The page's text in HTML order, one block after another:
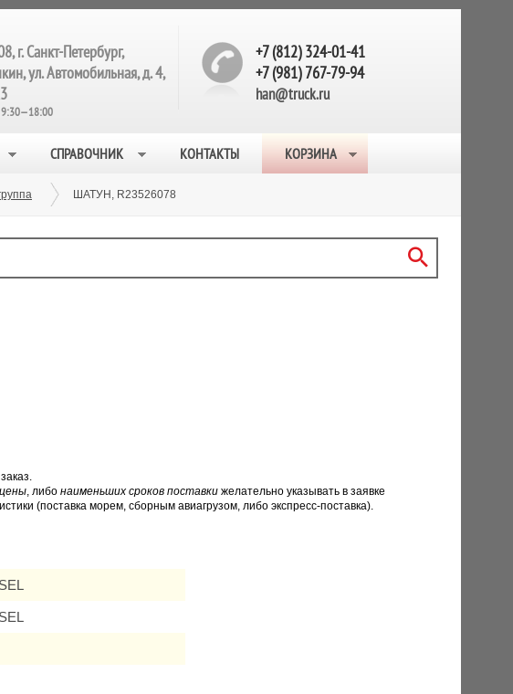
г. Санкт-Петербург,
ул. Автомобильная, д. 4,
+7 (812) 324-01-41
+7 (981) 767-79-94
han@truck.ru
СПРАВОЧНИК КОНТАКТЫ КОРЗИНА
ШАТУН, R23526078
, либонаименьших сроков поставки желательно указывать в заявке
(поставка морем, сборным авиагрузом, либо экспресс-поставка).